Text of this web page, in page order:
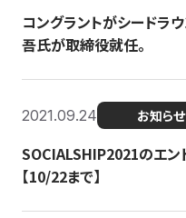
コングラントがシードラ
吾氏が取締役就任。
2021.09.24 お知らせ
SOCIALSHIP2021のエン
【10/22まで】